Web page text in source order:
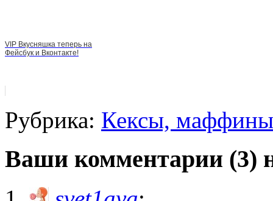
VIP Вкусняшка теперь на
Фейсбук и Вконтакте!
Рубрика: Кексы, маффины
Ваши комментарии (3)